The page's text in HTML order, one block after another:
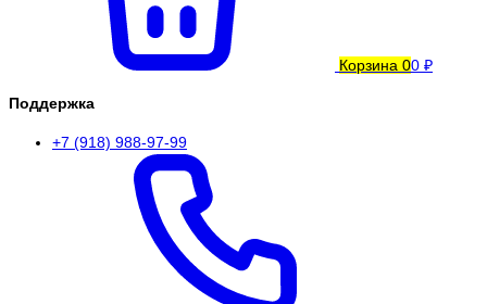
Корзина 00 ₽
Поддержка
+7 (918) 988-97-99